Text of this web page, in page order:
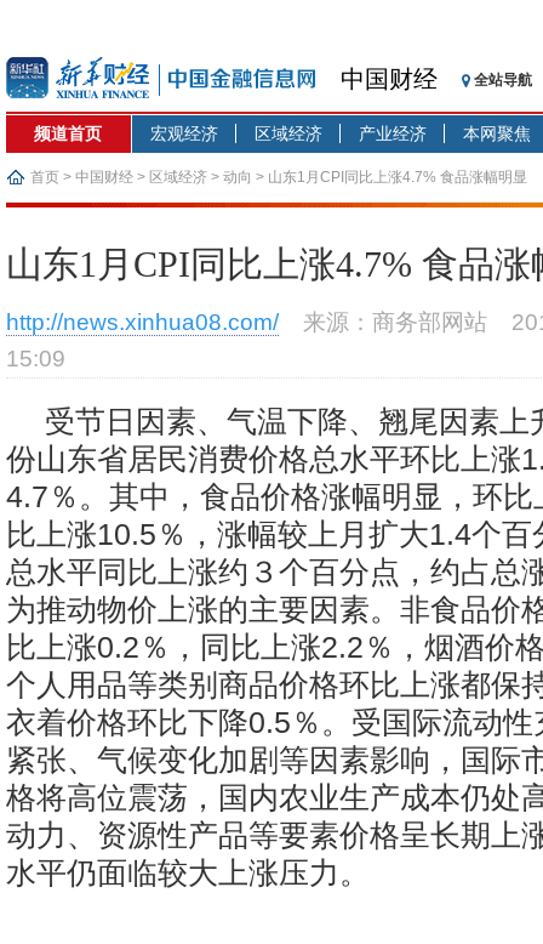
中国财经 全站导航
频道首页 宏观经济 区域经济 产业经济 本网聚焦
首页 > 中国财经 > 区域经济 > 动向 > 山东1月CPI同比上涨4.7% 食品涨幅明显
山东1月CPI同比上涨4.7% 食品
http://news.xinhua08.com/ 来源：商务部网站
15:09
受节日因素、气温下降、翘尾因素上
份山东省居民消费价格总水平环比上涨
4.7％。其中，食品价格涨幅明显，环
比上涨10.5％，涨幅较上月扩大1.4个
总水平同比上涨约３个百分点，约占总
为推动物价上涨的主要因素。非食品价
比上涨0.2％，同比上涨2.2％，烟酒价
个人用品等类别商品价格环比上涨都保
衣着价格环比下降0.5％。受国际流动
紧张、气候变化加剧等因素影响，国际
格将高位震荡，国内农业生产成本仍处
动力、资源性产品等要素价格呈长期上
水平仍面临较大上涨压力。